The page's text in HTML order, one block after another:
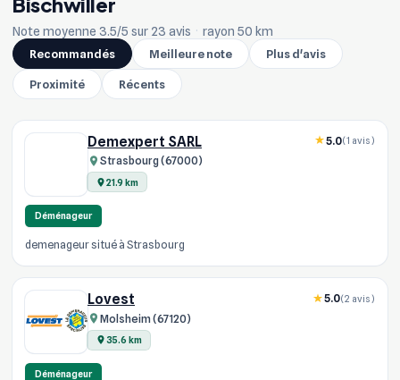
Note moyenne 3.5/5 sur 23 avis · rayon 50 km
Recommandés
Meilleure note Plus d'avis
Proximité Récents
Demexpert SARL
Strasbourg (67000)
21.9 km
5.0(1 avis)
Déménageur
demenageur situé à Strasbourg
Lovest
Molsheim (67120)
35.6 km
5.0(2 avis)
Déménageur